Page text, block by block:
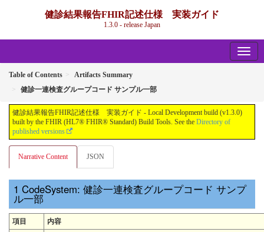
健診結果報告FHIR記述仕様 実装ガイド
1.3.0 - release Japan
Table of Contents
Artifacts Summary
健診一連検査グループコード サンプル一部
健診結果報告FHIR記述仕様 実装ガイド - Local Development build (v1.3.0)
built by the FHIR (HL7® FHIR® Standard) Build Tools. See the Directory of
published versions
Narrative Content JSON
CodeSystem: 健診一連検査グループコード サンプ
ル一部
項目
内容